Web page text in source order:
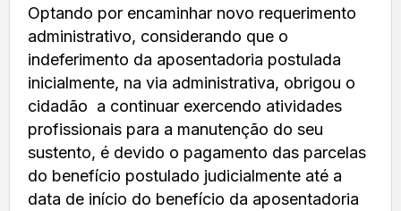
Optando por encaminhar novo requerimento
administrativo, considerando que o
indeferimento da aposentadoria postulada
inicialmente, na via administrativa, obrigou o
cidadão a continuar exercendo atividades
profissionais para a manutenção do seu
sustento, é devido o pagamento das parcelas
do benefício postulado judicialmente até a
data de início do benefício da aposentadoria